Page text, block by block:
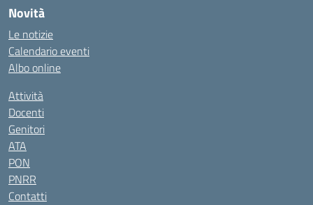
Novità
Le notizie
Calendario eventi
Albo online
Attività
Docenti
Genitori
ATA
PON
PNRR
Contatti